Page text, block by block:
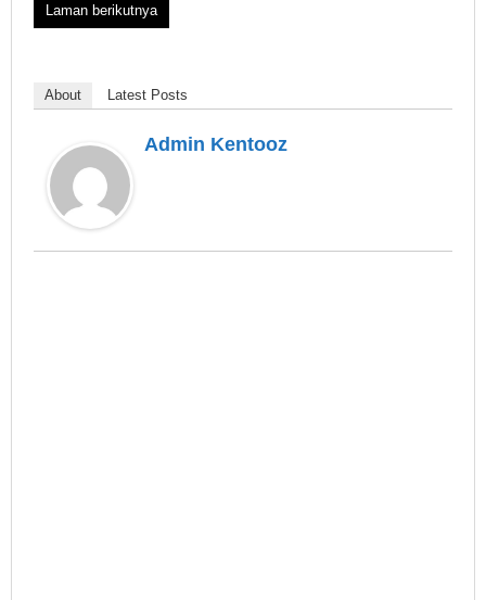
Laman berikutnya
About Latest Posts
Admin Kentooz